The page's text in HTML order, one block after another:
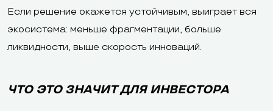
Если решение окажется устойчивым, выиграет вся
экосистема: меньше фрагментации, больше
ликвидности, выше скорость инноваций.
ЧТО ЭТО ЗНАЧИТ ДЛЯ ИНВЕСТОРА